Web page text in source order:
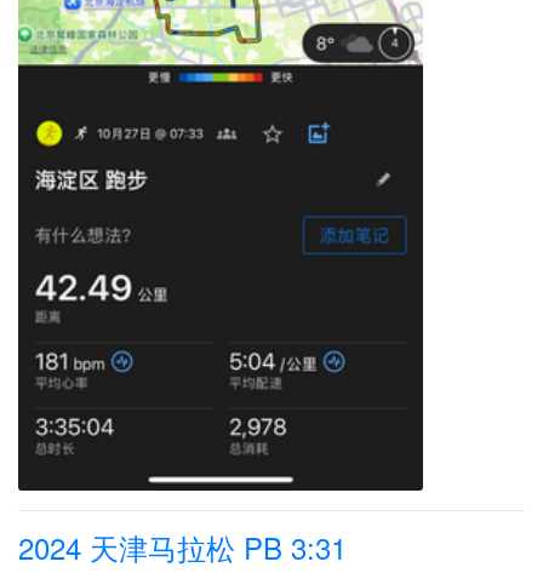
2024 天津马拉松 PB 3:31